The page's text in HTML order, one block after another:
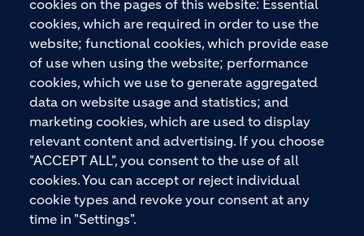
cookies on the pages of this website: Essential
cookies, which are required in order to use the
website; functional cookies, which provide ease
of use when using the website; performance
cookies, which we use to generate aggregated
data on website usage and statistics; and
marketing cookies, which are used to display
relevant content and advertising. If you choose
"ACCEPT ALL", you consent to the use of all
cookies. You can accept or reject individual
cookie types and revoke your consent at any
time in "Settings".
KONTAKTIEREN SIE UNS
gesamten Bauprozess – vom Fundament über den
Boden bis zu Wänden und Dächern – mit
Premiummarken wie ECOPact, ECOPlanet,
ECOCycle und Ytong.